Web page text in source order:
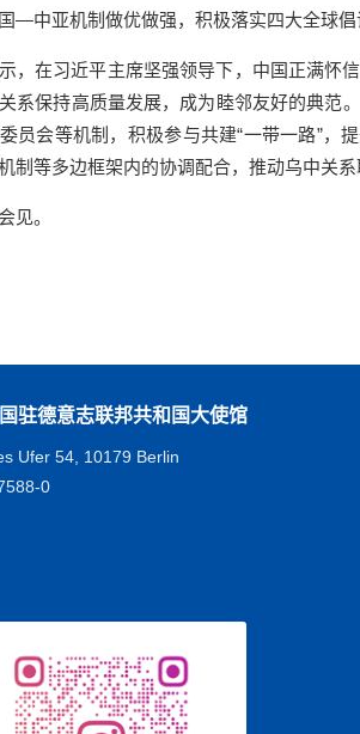
—中亚机制做优做强，积极落实四大全球
，在习近平主席坚强领导下，中国正满怀
系保持高质量发展，成为睦邻友好的典范
员会等机制，积极参与共建“一带一路”，
制等多边框架内的协调配合，推动乌中关
见。
驻德意志联邦共和国大使馆
Ufer 54, 10179 Berlin
0